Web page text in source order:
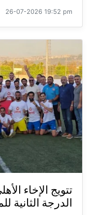
26-07-2026 19:52 pm
تتويج الإخاء
الدرجة الثانية للموسم